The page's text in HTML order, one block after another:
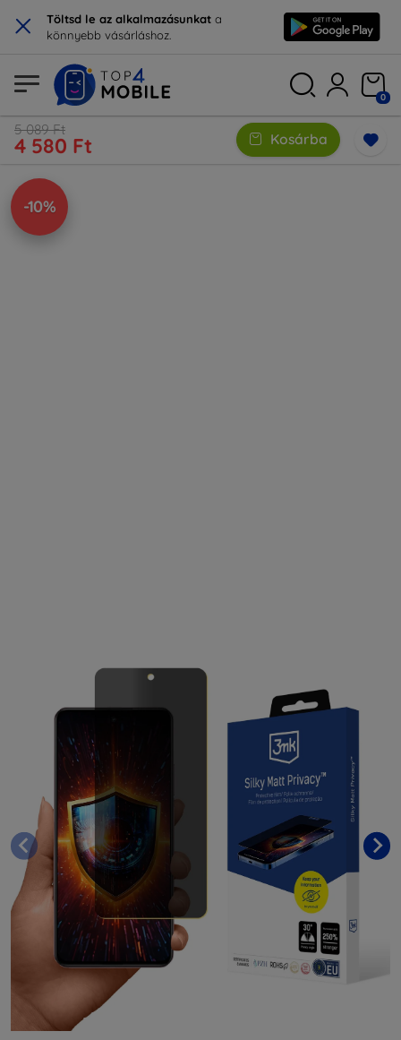
× Töltsd le az alkalmazásunkat a
könnyebb vásárláshoz.
0
5 089 Ft
4 580 Ft Kosárba
-10%